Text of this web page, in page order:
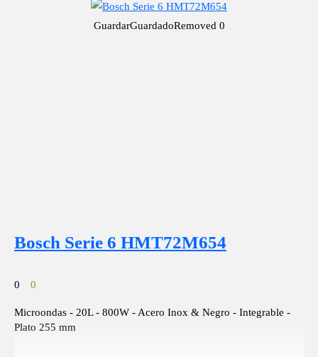
GuardarGuardadoRemoved 0
Bosch Serie 6 HMT72M654
0 0
Microondas - 20L - 800W - Acero Inox & Negro - Integrable -
Plato 255 mm